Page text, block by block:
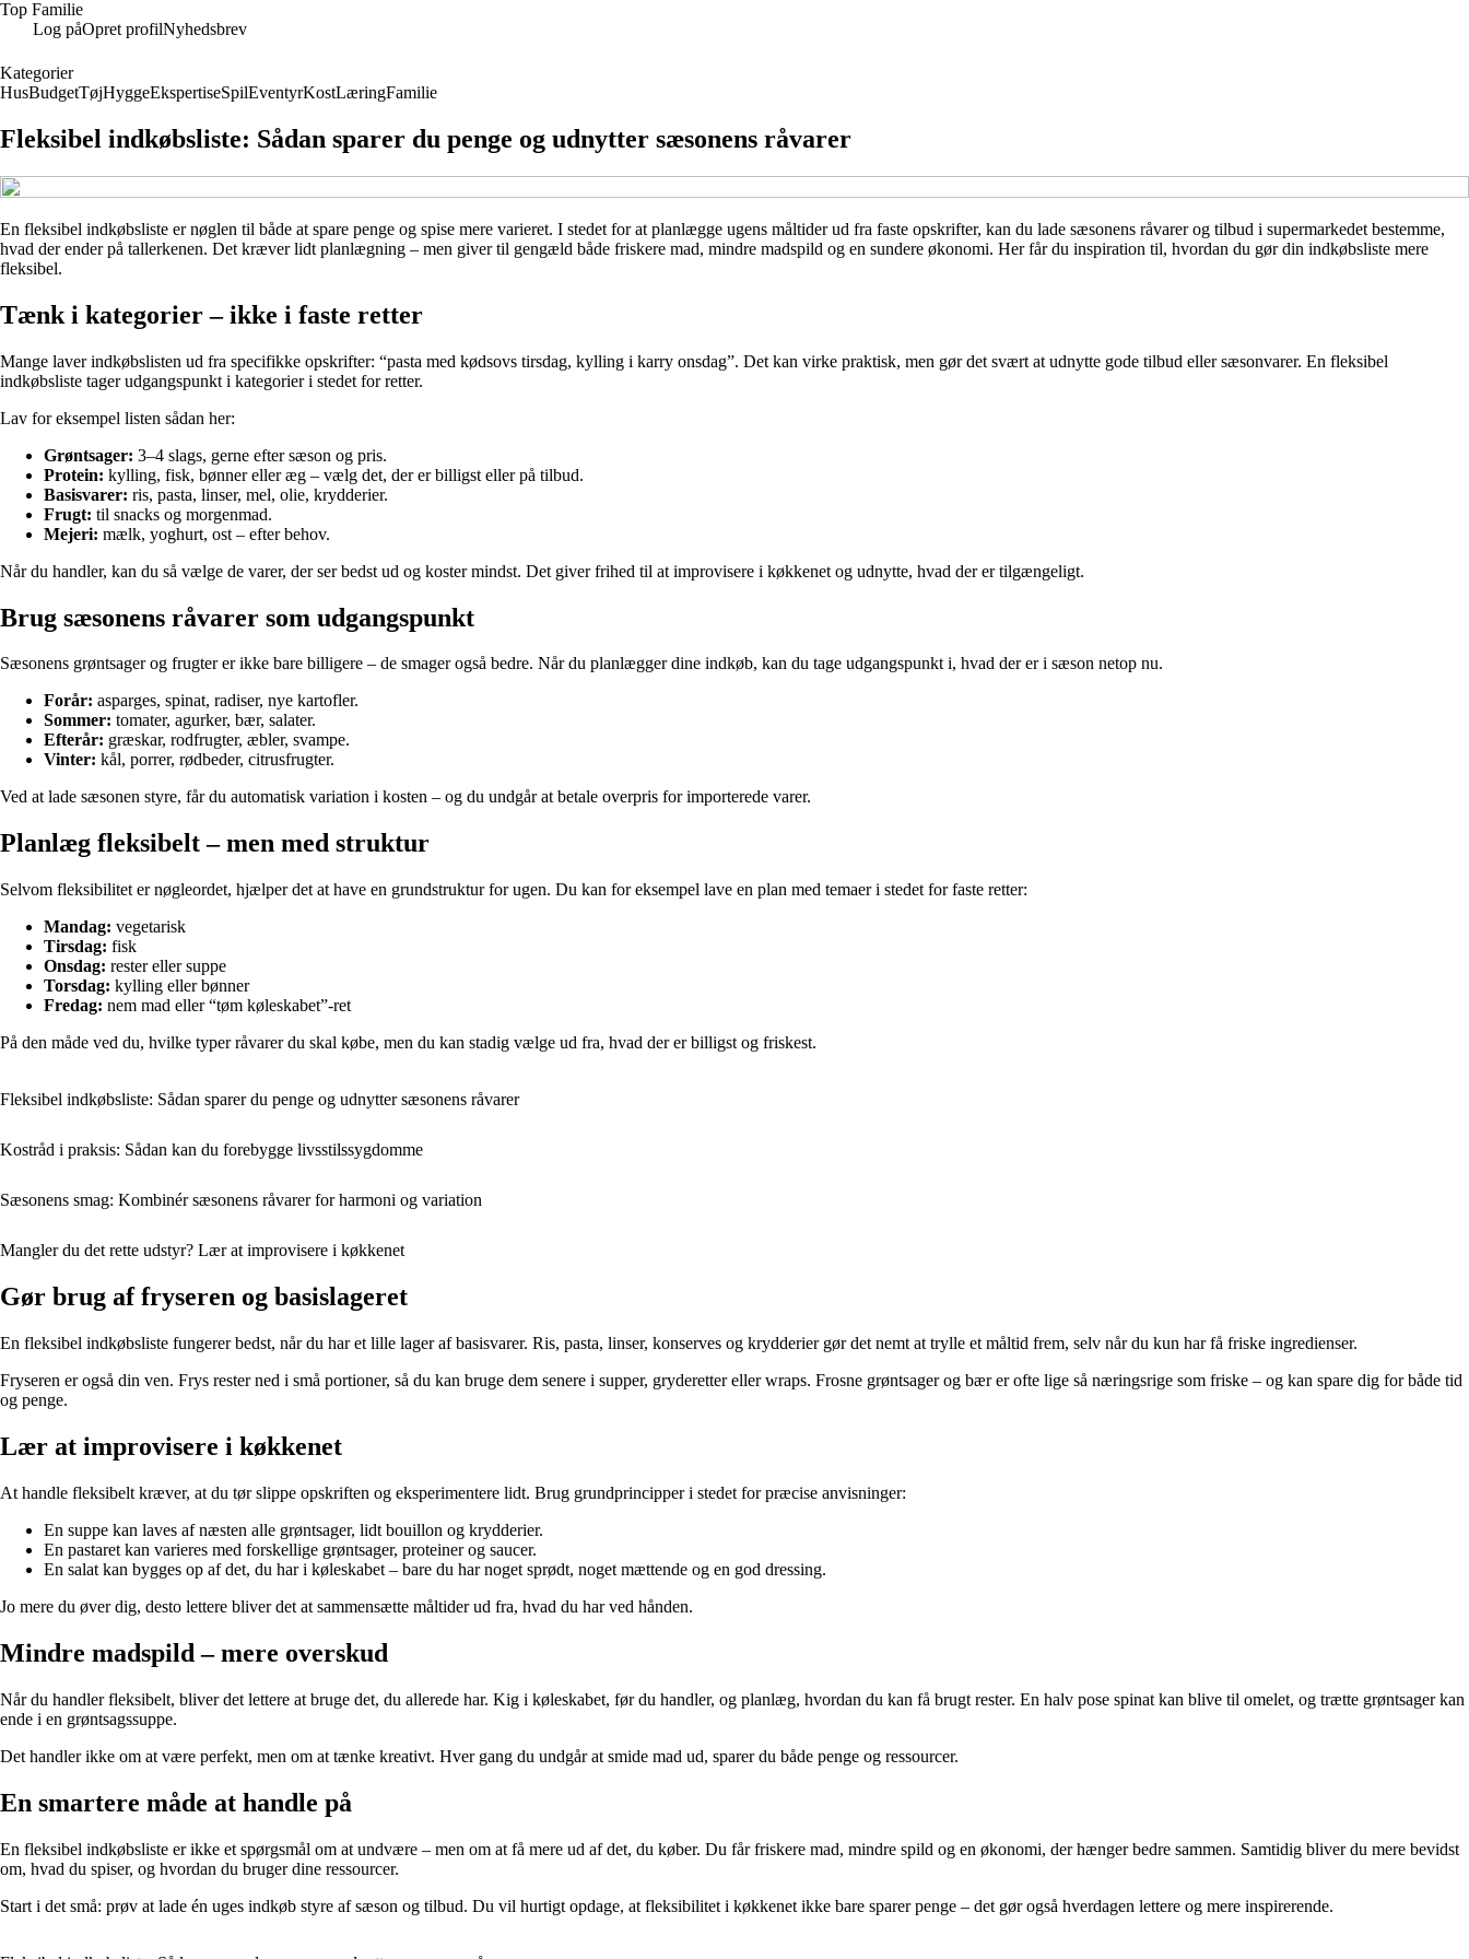
Top Familie
Log påOpret profilNyhedsbrev
Kategorier
HusBudgetTøjHyggeEkspertiseSpilEventyrKostLæringFamilie
Fleksibel indkøbsliste: Sådan sparer du penge og udnytter sæsonens råvarer
En fleksibel indkøbsliste er nøglen til både at spare penge og spise mere varieret. I stedet for at planlægge ugens måltider ud fra faste opskrifter, kan du lade sæsonens råvarer og tilbud i supermarkedet bestemme,
hvad der ender på tallerkenen. Det kræver lidt planlægning – men giver til gengæld både friskere mad, mindre madspild og en sundere økonomi. Her får du inspiration til, hvordan du gør din indkøbsliste mere
fleksibel.
Tænk i kategorier – ikke i faste retter
Mange laver indkøbslisten ud fra specifikke opskrifter: “pasta med kødsovs tirsdag, kylling i karry onsdag”. Det kan virke praktisk, men gør det svært at udnytte gode tilbud eller sæsonvarer. En fleksibel
indkøbsliste tager udgangspunkt i kategorier i stedet for retter.
Lav for eksempel listen sådan her:
Grøntsager: 3–4 slags, gerne efter sæson og pris.
Protein: kylling, fisk, bønner eller æg – vælg det, der er billigst eller på tilbud.
Basisvarer: ris, pasta, linser, mel, olie, krydderier.
Frugt: til snacks og morgenmad.
Mejeri: mælk, yoghurt, ost – efter behov.
Når du handler, kan du så vælge de varer, der ser bedst ud og koster mindst. Det giver frihed til at improvisere i køkkenet og udnytte, hvad der er tilgængeligt.
Brug sæsonens råvarer som udgangspunkt
Sæsonens grøntsager og frugter er ikke bare billigere – de smager også bedre. Når du planlægger dine indkøb, kan du tage udgangspunkt i, hvad der er i sæson netop nu.
Forår: asparges, spinat, radiser, nye kartofler.
Sommer: tomater, agurker, bær, salater.
Efterår: græskar, rodfrugter, æbler, svampe.
Vinter: kål, porrer, rødbeder, citrusfrugter.
Ved at lade sæsonen styre, får du automatisk variation i kosten – og du undgår at betale overpris for importerede varer.
Planlæg fleksibelt – men med struktur
Selvom fleksibilitet er nøgleordet, hjælper det at have en grundstruktur for ugen. Du kan for eksempel lave en plan med temaer i stedet for faste retter:
Mandag: vegetarisk
Tirsdag: fisk
Onsdag: rester eller suppe
Torsdag: kylling eller bønner
Fredag: nem mad eller “tøm køleskabet”-ret
På den måde ved du, hvilke typer råvarer du skal købe, men du kan stadig vælge ud fra, hvad der er billigst og friskest.
Fleksibel indkøbsliste: Sådan sparer du penge og udnytter sæsonens råvarer
Kostråd i praksis: Sådan kan du forebygge livsstilssygdomme
Sæsonens smag: Kombinér sæsonens råvarer for harmoni og variation
Mangler du det rette udstyr? Lær at improvisere i køkkenet
Gør brug af fryseren og basislageret
En fleksibel indkøbsliste fungerer bedst, når du har et lille lager af basisvarer. Ris, pasta, linser, konserves og krydderier gør det nemt at trylle et måltid frem, selv når du kun har få friske ingredienser.
Fryseren er også din ven. Frys rester ned i små portioner, så du kan bruge dem senere i supper, gryderetter eller wraps. Frosne grøntsager og bær er ofte lige så næringsrige som friske – og kan spare dig for både tid
og penge.
Lær at improvisere i køkkenet
At handle fleksibelt kræver, at du tør slippe opskriften og eksperimentere lidt. Brug grundprincipper i stedet for præcise anvisninger:
En suppe kan laves af næsten alle grøntsager, lidt bouillon og krydderier.
En pastaret kan varieres med forskellige grøntsager, proteiner og saucer.
En salat kan bygges op af det, du har i køleskabet – bare du har noget sprødt, noget mættende og en god dressing.
Jo mere du øver dig, desto lettere bliver det at sammensætte måltider ud fra, hvad du har ved hånden.
Mindre madspild – mere overskud
Når du handler fleksibelt, bliver det lettere at bruge det, du allerede har. Kig i køleskabet, før du handler, og planlæg, hvordan du kan få brugt rester. En halv pose spinat kan blive til omelet, og trætte grøntsager kan
ende i en grøntsagssuppe.
Det handler ikke om at være perfekt, men om at tænke kreativt. Hver gang du undgår at smide mad ud, sparer du både penge og ressourcer.
En smartere måde at handle på
En fleksibel indkøbsliste er ikke et spørgsmål om at undvære – men om at få mere ud af det, du køber. Du får friskere mad, mindre spild og en økonomi, der hænger bedre sammen. Samtidig bliver du mere bevidst
om, hvad du spiser, og hvordan du bruger dine ressourcer.
Start i det små: prøv at lade én uges indkøb styre af sæson og tilbud. Du vil hurtigt opdage, at fleksibilitet i køkkenet ikke bare sparer penge – det gør også hverdagen lettere og mere inspirerende.